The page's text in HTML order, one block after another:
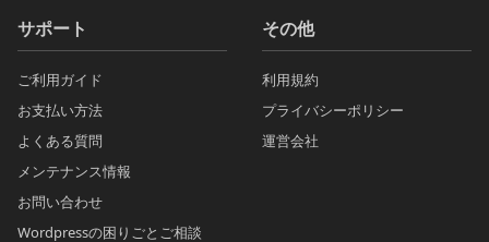
サポート
ご利用ガイド
お支払い方法
よくある質問
メンテナンス情報
お問い合わせ
Wordpressの困りごとご相談
その他
利用規約
プライバシーポリシー
運営会社